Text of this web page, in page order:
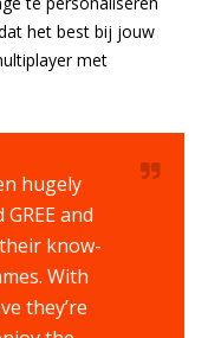
het best bij jouw
met
hugely
and
know-
With
they’re